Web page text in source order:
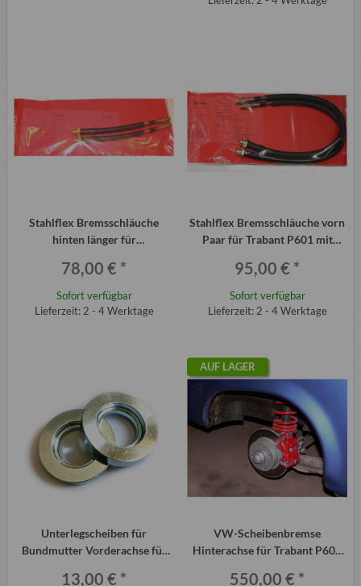
Stahlflex Bremsschläuche
hinten länger für
P601
78,00 € *
Sofort verfügbar
Lieferzeit: 2 - 4 Werktage
Stahlflex Bremsschläuche vorn
Paar für Trabant P601 mit
95,00 € *
Sofort verfügbar
Lieferzeit: 2 - 4 Werktage
Unterlegscheiben für
Bundmutter Vorderachse für
13,00 € *
AUF LAGER
VW-Scheibenbremse
Hinterachse für Trabant P601
550,00 € *